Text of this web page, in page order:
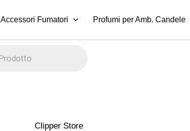
Accessori Fumatori Profumi per Amb. Candele
Clipper Store
Accendino
CON
REGALO